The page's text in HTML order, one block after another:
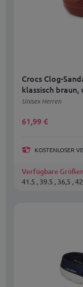
Crocs Clog-
klassisch braun,
Unisex Herren
61,99 €
KOSTENLOSER
Verfügbare
41.5 , 39.5 , 36,5 ,